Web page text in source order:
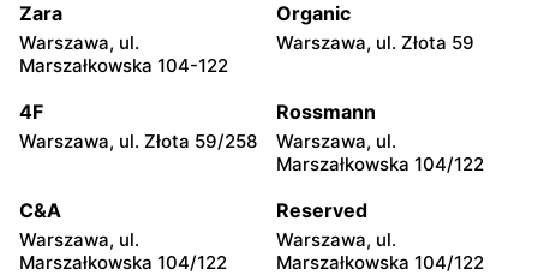
CCC
Wołomin, ul. Geodetów 2
CCC
CCC
Podkowa Leśna, ul. Gołębia
CCC
Radzymin, ul. Konstytucji 3
Maja 13
CCC
Błonie, ul. Powstańców 12
CCC
Grodzisk Mazowiecki, ul.
Królewska 48
Zara
Warszawa, ul.
Marszałkowska 104-122
Organic
Warszawa, ul. Złota 59
4F
Warszawa, ul. Złota 59/258
Rossmann
Warszawa, ul.
Marszałkowska 104/122
C&A
Warszawa, ul.
Marszałkowska 104/122
Reserved
Warszawa, ul.
Marszałkowska 104/122